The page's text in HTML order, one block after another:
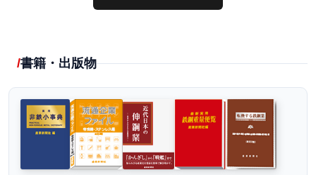
書籍・出版物